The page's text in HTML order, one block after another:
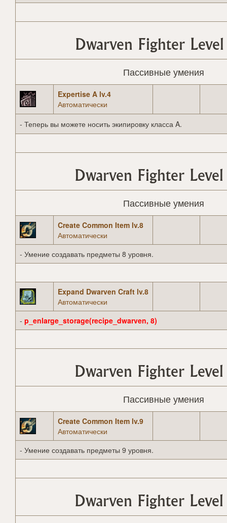
Dwarven Fighter
Пассивные умения
Expertise A lv.4
Автоматически
- Теперь вы можете носить экипировку класса A.
Dwarven Fighter
Пассивные умения
Create Common Item lv.8
Автоматически
- Умение создавать предметы 8 уровня.
Expand Dwarven Craft lv.8
Автоматически
- p_enlarge_storage(recipe_dwarven, 8)
Dwarven Fighter
Пассивные умения
Create Common Item lv.9
Автоматически
- Умение создавать предметы 9 уровня.
Dwarven Fighter